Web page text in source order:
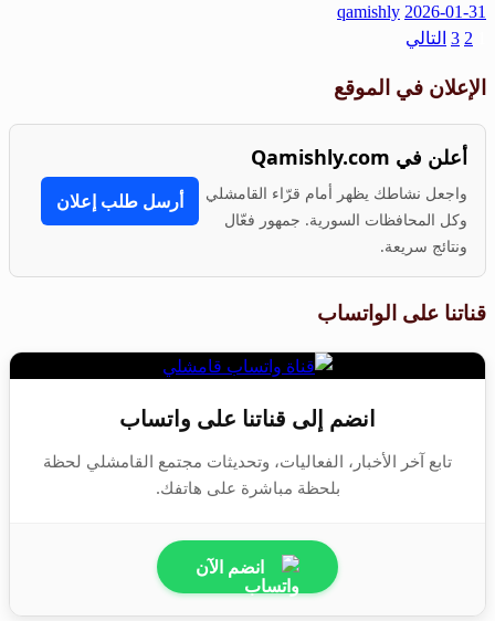
Share
نُشر
في
2026-01-31
qamishly
تعدد
صفحات
المقالات
2
3 التالي
الإعلان في الموقع
أعلن في Qamishly.com
واجعل نشاطك يظهر أمام قرّاء القامشلي
وكل المحافظات السورية. جمهور فعّال
ونتائج سريعة.
أرسل طلب إعلان
قناتنا على الواتساب
انضم إلى قناتنا على واتساب
تابع آخر الأخبار، الفعاليات، وتحديثات مجتمع القامشلي لحظة
بلحظة مباشرة على هاتفك.
انضم الآن